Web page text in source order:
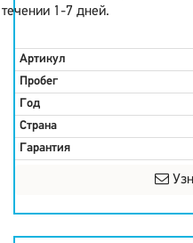
течении 1-7 дней.
Артикул
Пробег
Год
Страна
Гарантия